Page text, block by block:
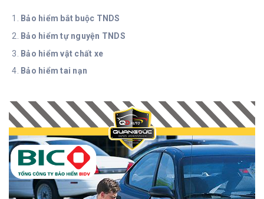
Bảo hiểm bắt buộc TNDS
Bảo hiểm tự nguyện TNDS
Bảo hiểm vật chất xe
Bảo hiểm tai nạn